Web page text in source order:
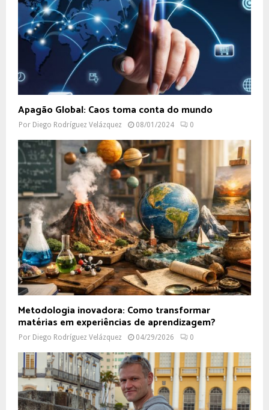
Apagão Global: Caos toma conta do mundo
Por Diego Rodríguez Velázquez 08/01/2024 0
Metodologia inovadora: Como transformar
matérias em experiências de aprendizagem?
Por Diego Rodríguez Velázquez 04/29/2026 0